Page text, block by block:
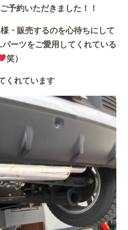
予約いただきました！！
・販売するのを心待ちにして
ーツをご愛用してくれている
笑）
くれています